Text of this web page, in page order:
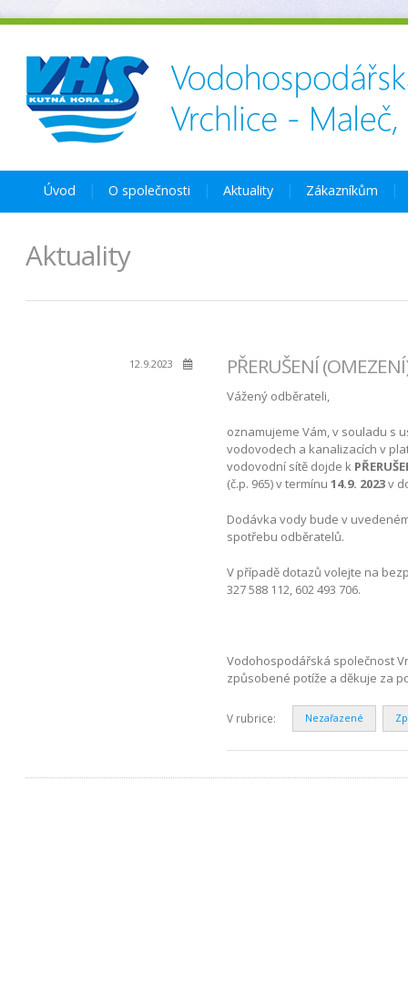
Úvod O společnosti Aktuality Zákazníkům
Aktuality
12.9.2023 PŘERUŠENÍ
Vážený odběrateli,
oznamujeme Vám, v souladu s
vodovodech a kanalizacích v
vodovodní sítě dojde k
(č.p. 965) v termínu14.9. 2023v
Dodávka vody bude v
spotřebu odběratelů.
V případě dotazů volejte na
327 588 112, 602 493 706.
Vodohospodářská společnost
způsobené potíže a děkuje za
V rubrice: Nezařazené